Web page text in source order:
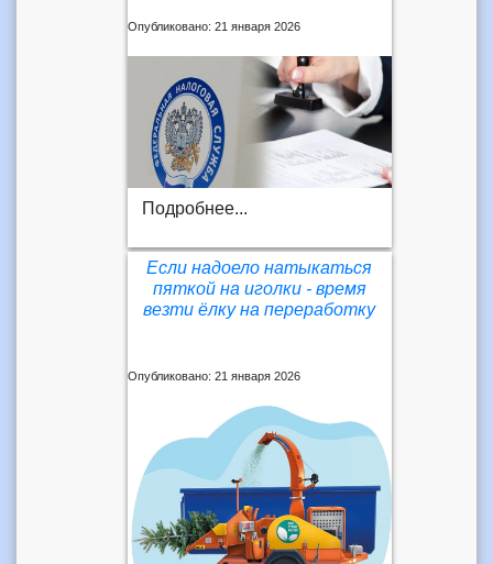
Опубликовано: 21 января 2026
Подробнее...
Если надоело натыкаться
пяткой на иголки - время
везти ёлку на переработку
Опубликовано: 21 января 2026